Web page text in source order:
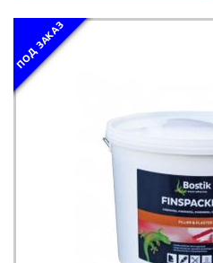
ПОД ЗАКАЗ